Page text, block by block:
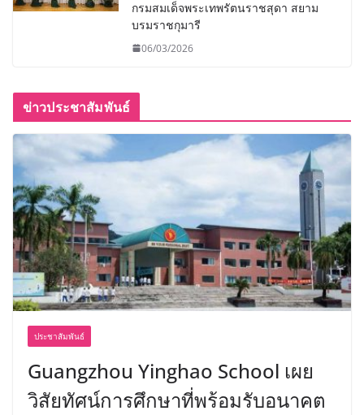
กรมสมเด็จพระเทพรัตนราชสุดา สยาม
บรมราชกุมารี
06/03/2026
ข่าวประชาสัมพันธ์
ประชาสัมพันธ์
Guangzhou Yinghao School เผย
วิสัยทัศน์การศึกษาที่พร้อมรับอนาคต